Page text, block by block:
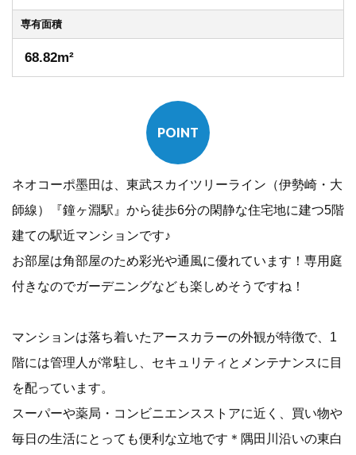
専有面積
68.82m²
POINT
ネオコーポ墨田は、東武スカイツリーライン（伊勢崎・大
師線）『鐘ヶ淵駅』から徒歩6分の閑静な住宅地に建つ5階
建ての駅近マンションです♪
お部屋は角部屋のため彩光や通風に優れています！専用庭
付きなのでガーデニングなども楽しめそうですね！
マンションは落ち着いたアースカラーの外観が特徴で、1
階には管理人が常駐し、セキュリティとメンテナンスに目
を配っています。
スーパーや薬局・コンビニエンスストアに近く、買い物や
毎日の生活にとっても便利な立地です＊隅田川沿いの東白